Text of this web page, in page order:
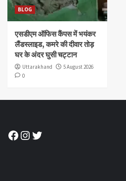
BLOG
एसडीएम ऑफिस कैंपस में भयंकर
लैंडस्लाइड, कमरे की दीवार तोड़
घर के अंदर घुसी चट्टान
Uttarakhand
5 August 2026
0
Facebook
Instagram
Twitter